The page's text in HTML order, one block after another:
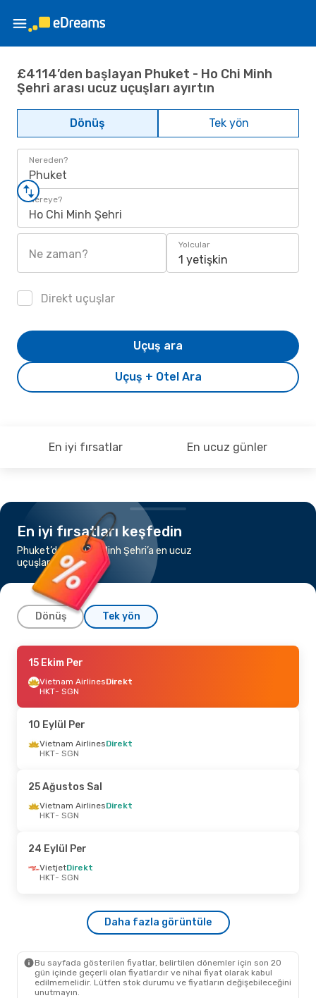
£4114’den başlayan Phuket - Ho Chi Minh
Şehri arası ucuz uçuşları ayırtın
Dönüş Tek yön
Nereden?
Phuket
Nereye?
Ho Chi Minh Şehri
Ne zaman?
Yolcular
1 yetişkin
Direkt uçuşlar
Uçuş + Otel Ara
Uçuş ara
En iyi fırsatlar En ucuz günler
En iyi fırsatları keşfedin
Phuket’dan Ho Chi Minh Şehri’a en ucuz
uçuşları keşfedin
Dönüş Tek yön
22 Eylül Sal
Vietnam AirlinesDirekt
HKT- SGN
SGN- HKT
31 Ağustos Pzt- 4 Eylül Cum
VietjetDirekt
SGN- HKT
15 Ekim Per
Vietnam AirlinesDirekt
HKT- SGN
10 Eylül Per
Vietnam AirlinesDirekt
HKT- SGN
25 Ağustos Sal
Vietnam AirlinesDirekt
HKT- SGN
24 Eylül Per
VietjetDirekt
HKT- SGN
Daha fazla görüntüle
Bu sayfada gösterilen fiyatlar, belirtilen dönemler için son 20
gün içinde geçerli olan fiyatlardır ve nihai fiyat olarak kabul
edilmemelidir. Lütfen stok durumu ve fiyatların değişebileceğini
unutmayın.